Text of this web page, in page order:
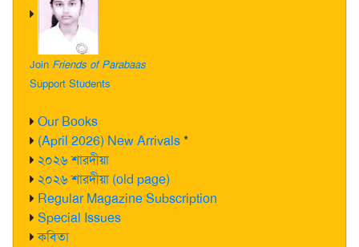
Join Friends of Parabaas
Support Students
Our Books
(April 2026) New Arrivals*
২০২৬ শারদীয়া
২০২৬ শারদীয়া (old page)
Regular Magazine Subscription
Special Issues
কবিতা